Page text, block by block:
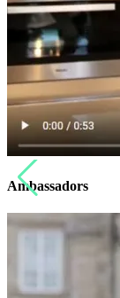
Ambassadors